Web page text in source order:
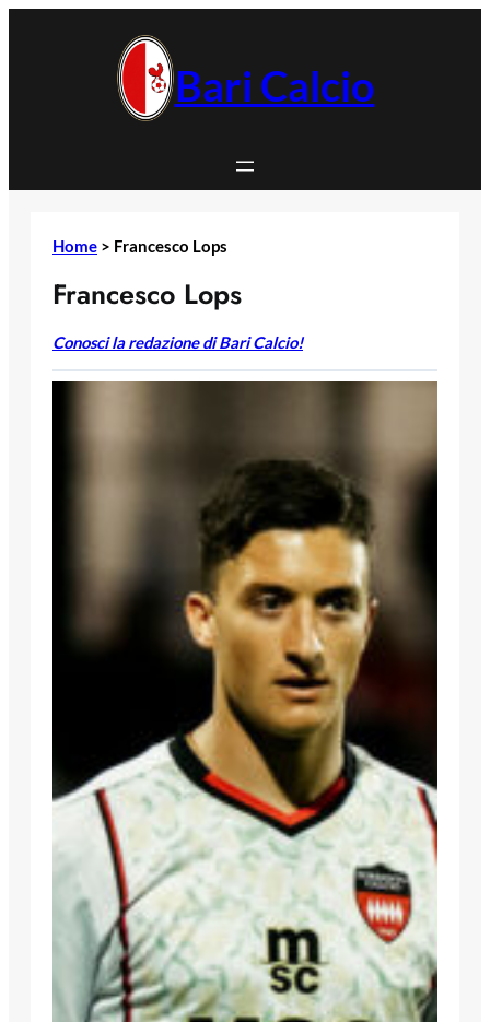
Bari Calcio
Home > Francesco Lops
Francesco Lops
Conosci la redazione di Bari Calcio!